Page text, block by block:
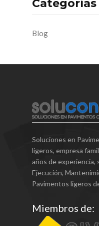
Categorías
Blog
Soluciones en
ligeros, empresa
años de experiencia,
Ejecución,
Pavimentos ligeros
Miembros de: